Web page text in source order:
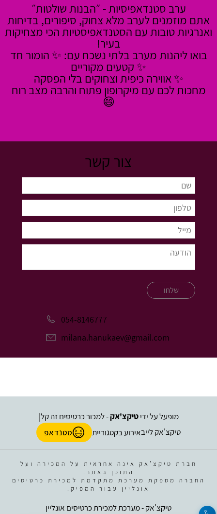
ערב סטנדאפיסיות - ״הבנות שולטות״
אתם מוזמנים לערב מלא צחוק, סיפורים, בדיחות
ואנרגיות טובות עם הסטנדאפיסטיות הכי מצחיקות
בעיר!
בואו ליהנות מערב בלתי נשכח עם: ✨ הומור חד
✨ קטעים מקוריים
✨ אווירה כיפית וצחוקים בלי הפסקה
מחכות לכם עם מיקרופון פתוח והרבה מצב רוח
😄
צור קשר
שלחו
054-8146777
milana.hanukaev@gmail.com
מופעל על ידיטיקצ'אק- למכור כרטיסים זה קל|
טיקצ'אק לייבאירוע בקטגוריית סטנדאפ
חברת טיקצ'אק אינה אחראית על המכירה ועל
התוכן באתר.
החברה מספקת מערכת מתקדמת למכירת כרטיסים
אונליין עבור המפיק.
טיקצ'אק - מערכת למכירת כרטיסים אונליין